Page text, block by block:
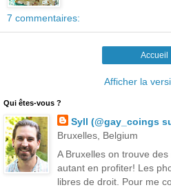
7 commentaires:
Accueil
Afficher la
Qui êtes-vous ?
Syll (@gay_coings
Bruxelles, Belgium
A Bruxelles on trouve
autant en profiter! Les
libres de droit. Pour me